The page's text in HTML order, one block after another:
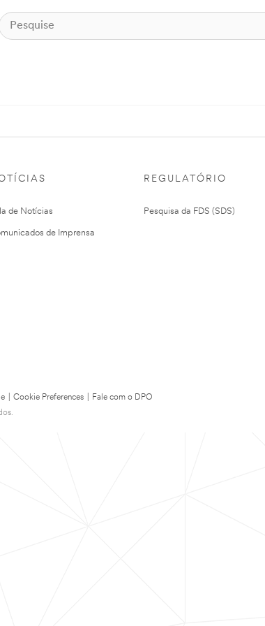
de Notícias
de Imprensa
REGULATÓRIO
Pesquisa da FDS (SDS)
Cookie Preferences
Fale com o DPO